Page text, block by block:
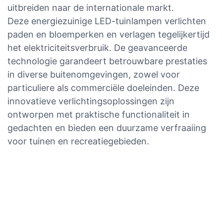
uitbreiden naar de internationale markt.
Deze energiezuinige LED-tuinlampen verlichten
paden en bloemperken en verlagen tegelijkertijd
het elektriciteitsverbruik. De geavanceerde
technologie garandeert betrouwbare prestaties
in diverse buitenomgevingen, zowel voor
particuliere als commerciële doeleinden. Deze
innovatieve verlichtingsoplossingen zijn
ontworpen met praktische functionaliteit in
gedachten en bieden een duurzame verfraaiing
voor tuinen en recreatiegebieden.